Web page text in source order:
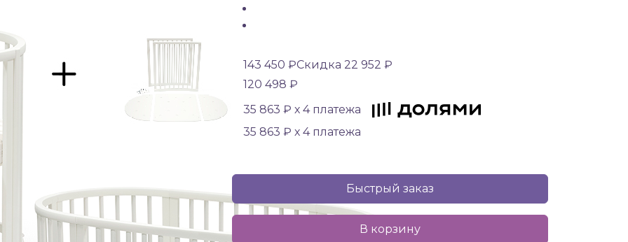
143 450 ₽Скидка 22 952 ₽
120 498 ₽
35 863 ₽ х 4 платежа
35 863 ₽ х 4 платежа
Быстрый заказ
В корзину